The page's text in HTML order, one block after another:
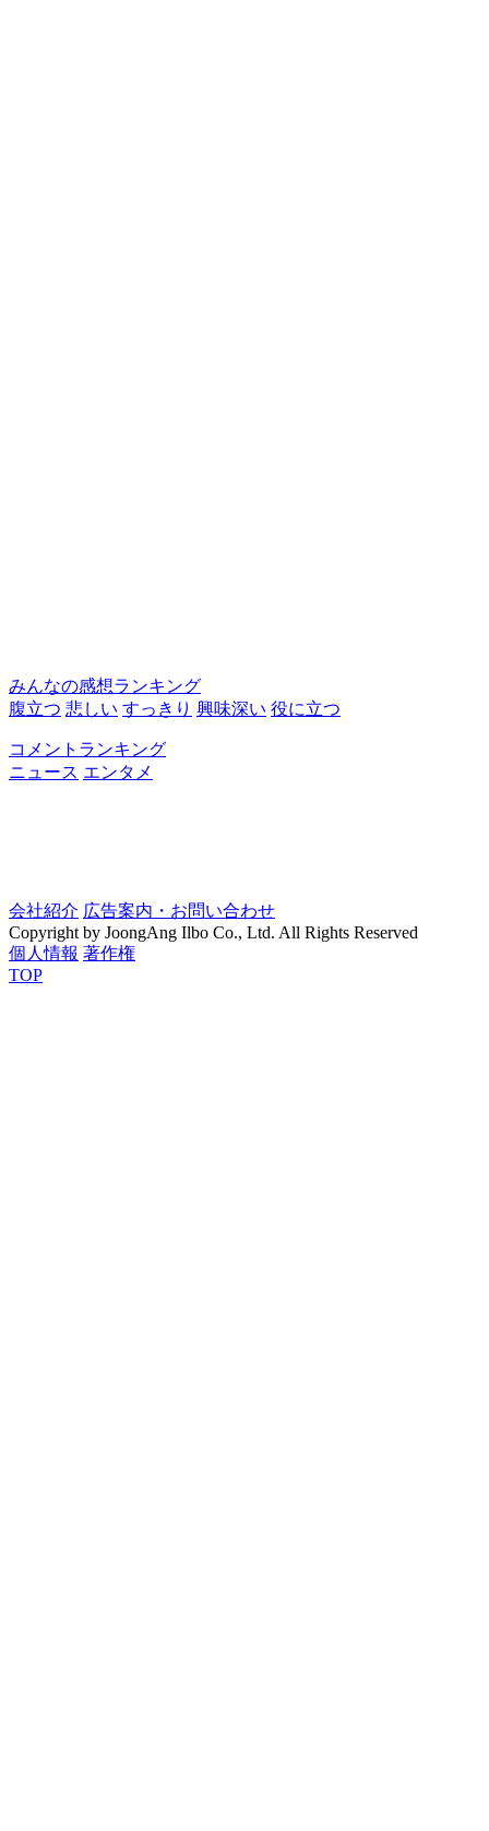
みんなの感想ランキング
腹立つ 悲しい すっきり 興味深い 役に立つ
コメントランキング
ニュース エンタメ
会社紹介 広告案内・お問い合わせ
Copyright by JoongAng Ilbo Co., Ltd. All Rights Reserved
個人情報 著作権
TOP